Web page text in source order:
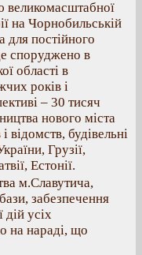
на Чорнобильській
для постійного
споруджено в
області в
років і
– 30 тисяч
нового міста
відомств, будівельні
Грузії,
Естонії.
м.Славутича,
забезпечення
дій усіх
на нараді, що